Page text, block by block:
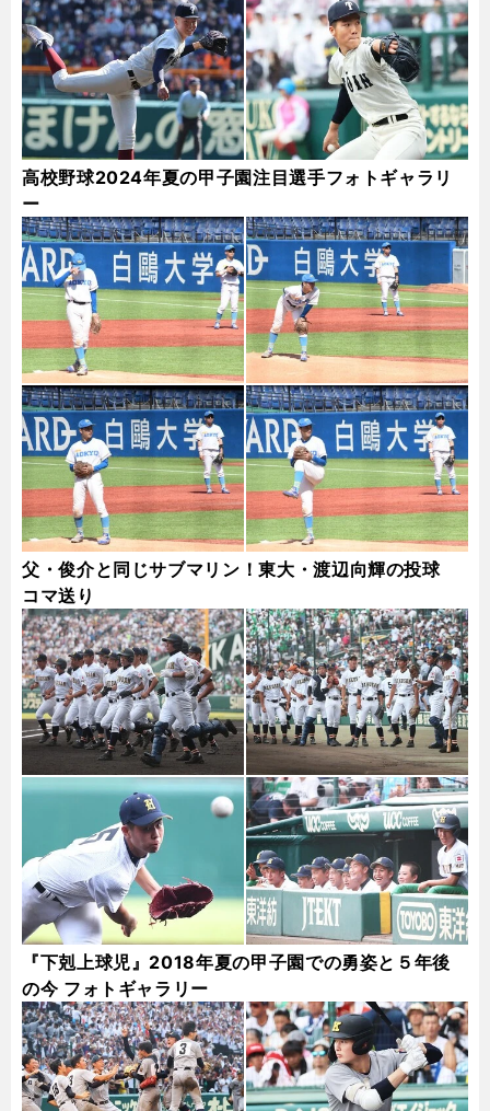
高校野球2024年夏の甲子園注目選手フォトギャラリ
ー
父・俊介と同じサブマリン！東大・渡辺向輝の投球
コマ送り
『下剋上球児』2018年夏の甲子園での勇姿と５年後
の今 フォトギャラリー